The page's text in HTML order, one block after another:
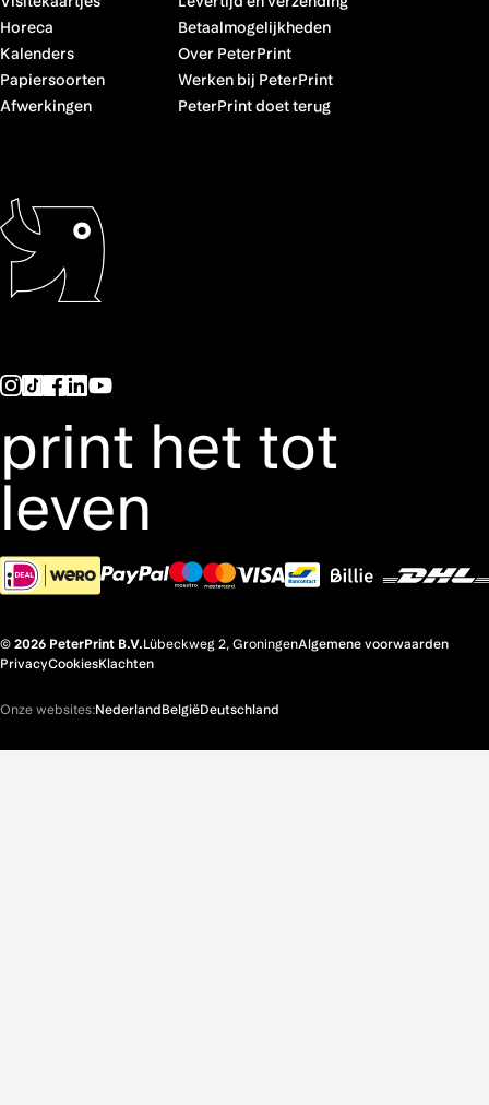
Horeca
Kalenders
Papiersoorten
Afwerkingen
Betaalmogelijkheden
Over PeterPrint
Werken bij PeterPrint
PeterPrint doet terug
print het tot
leven
© 2026 PeterPrint B.V.Lübeckweg 2, GroningenAlgemene voorwaarden
PrivacyCookiesKlachten
Onze websites:NederlandBelgiëDeutschland